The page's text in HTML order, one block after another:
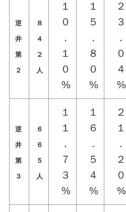
逆
井
第
２
８
４
２
人
１
０
．
１
０
%
１
５
．
８
０
%
２
３
．
０
４
%
逆
井
第
３
６
６
５
人
１
１
．
７
３
%
１
６
．
５
４
%
２
１
．
２
０
%